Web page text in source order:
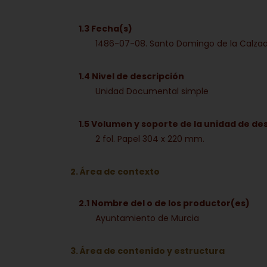
1.3 Fecha(s)
1486-07-08. Santo Domingo de la
1.4 Nivel de descripción
Unidad Documental simple
1.5 Volumen y soporte de la unidad de
2 fol. Papel 304 x 220 mm.
2. Área de contexto
2.1 Nombre del o de los productor(es)
Ayuntamiento de Murcia
3. Área de contenido y estructura